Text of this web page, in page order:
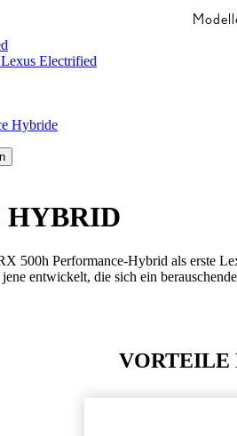
Electrified
Hybride
HYBRID
500h Performance-Hybrid als erste
entwickelt, die sich ein
VORTEILE